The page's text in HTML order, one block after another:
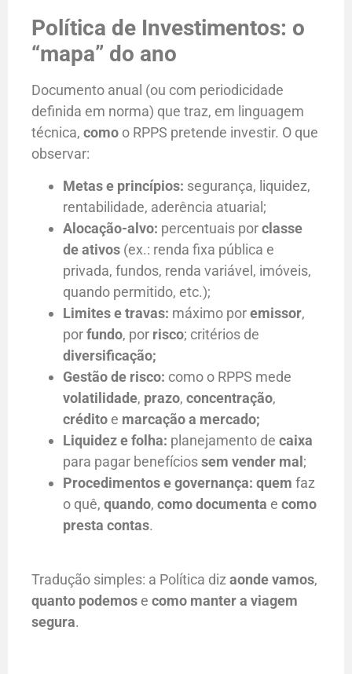
Política de Investimentos: o
“mapa” do ano
Documento anual (ou com periodicidade
definida em norma) que traz, em linguagem
técnica, como o RPPS pretende investir. O que
observar:
Metas e princípios: segurança, liquidez,
rentabilidade, aderência atuarial;
Alocação-alvo: percentuais porclasse
de ativos (ex.: renda fixa pública e
privada, fundos, renda variável, imóveis,
quando permitido, etc.);
Limites e travas: máximo poremissor,
porfundo, por risco; critérios de
diversificação;
Gestão de risco: como o RPPS mede
volatilidade, prazo, concentração,
crédito e marcação a mercado;
Liquidez e folha: planejamento de caixa
para pagar benefíciossem vender mal ;
Procedimentos e governança: quem faz
o quê, quando, como documenta e como
presta contas.
Tradução simples: a Política diz aonde vamos,
quanto podemos e como manter a viagem
segura.